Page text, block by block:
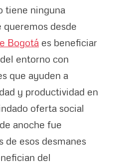
tiene ninguna
queremos desde
Bogotá es beneficiar
entorno con
que ayuden a
y productividad en
oferta social
anoche fue
de esos desmanes
del